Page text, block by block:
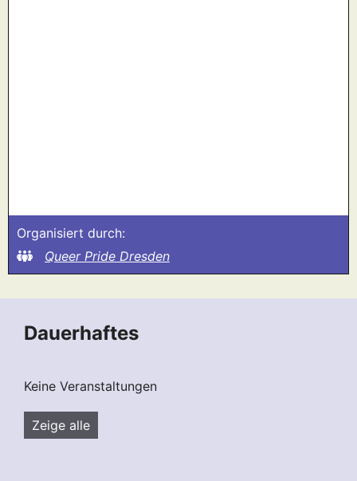
Organisiert durch:
Queer Pride Dresden
Dauerhaftes
Keine Veranstaltungen
Zeige alle